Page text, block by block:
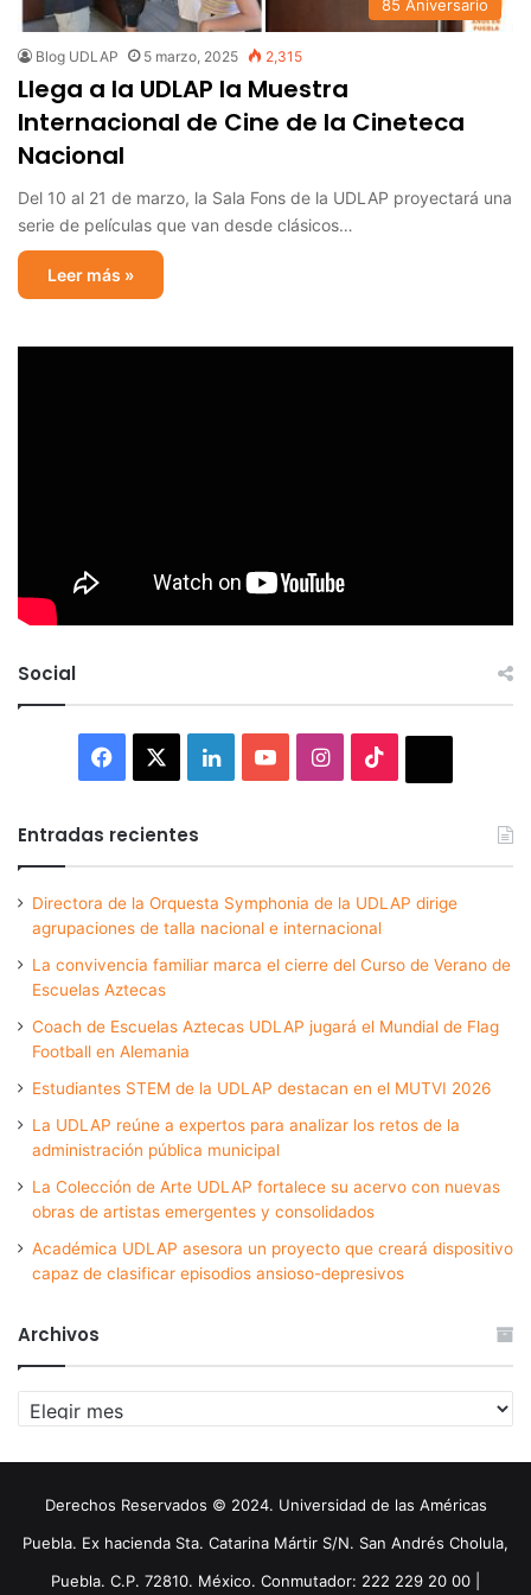
85 Aniversario
Blog UDLAP 5 marzo, 2025 2,315
Llega a la UDLAP la Muestra
Internacional de Cine de la Cineteca
Nacional
Del 10 al 21 de marzo, la Sala Fons de la UDLAP proyectará una
serie de películas que van desde clásicos…
Leer más »
Social
Facebook LinkedInYouTubeInstagram
Entradas recientes
Directora de la Orquesta Symphonia de la UDLAP dirige
agrupaciones de talla nacional e internacional
La convivencia familiar marca el cierre del Curso de Verano de
Escuelas Aztecas
Coach de Escuelas Aztecas UDLAP jugará el Mundial de Flag
Football en Alemania
Estudiantes STEM de la UDLAP destacan en el MUTVI 2026
La UDLAP reúne a expertos para analizar los retos de la
administración pública municipal
La Colección de Arte UDLAP fortalece su acervo con nuevas
obras de artistas emergentes y consolidados
Académica UDLAP asesora un proyecto que creará dispositivo
capaz de clasificar episodios ansioso-depresivos
Archivos
Archivos
Derechos Reservados © 2024. Universidad de las Américas
Puebla. Ex hacienda Sta. Catarina Mártir S/N. San Andrés Cholula,
Puebla. C.P. 72810. México. Conmutador: 222 229 20 00 |